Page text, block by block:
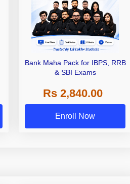
Bank Maha Pack for IBPS, RRB
& SBI Exams
Rs 2,840.00
Enroll Now